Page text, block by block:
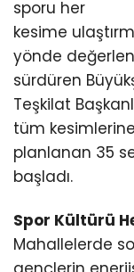
sporu her
kesime
yönde
sürdüren
Teşkilat
tüm
planlanan 35
başladı.
Spor Kültürü
Mahallelerde